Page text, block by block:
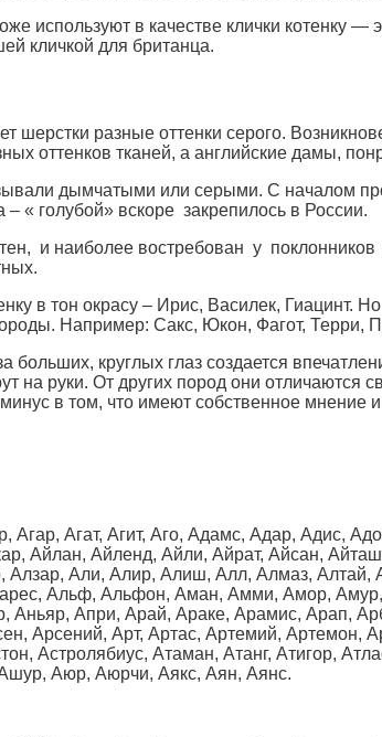
используют в качестве клички котенку —
кличкой для британца.
шерстки разные оттенки серого.
оттенков тканей, а английские дамы,
дымчатыми или серыми. С началом
« голубой» вскоре закрепилось в России.
и наиболее востребован у
в тон окрасу – Ирис, Василек, Гиацинт.
Например: Сакс, Юкон, Фагот, Терри,
круглых глаз создается
на руки. От других пород они
в том, что имеют собственное мнение
Агат, Агит, Аго, Адамс, Адар, Адис,
Айлан, Айленд, Айли, Айрат, Айсан,
Али, Алир, Алиш, Алл, Алмаз, Алтай,
Альф, Альфон, Аман, Амми, Амор,
Апри, Арай, Араке, Арамис, Арап,
Арсений, Арт, Артас, Артемий, Артемон,
Астролябиус, Атаман, Атанг, Атигор,
Аюр, Аюрчи, Аякс, Аян, Аянс.